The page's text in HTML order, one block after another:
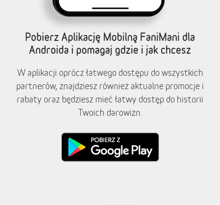
Pobierz Aplikację Mobilną FaniMani dla
Androida i pomagaj gdzie i jak chcesz
W aplikacji oprócz łatwego dostępu do wszystkich
partnerów, znajdziesz również aktualne promocje i
rabaty oraz będziesz mieć łatwy dostęp do historii
Twoich darowizn.